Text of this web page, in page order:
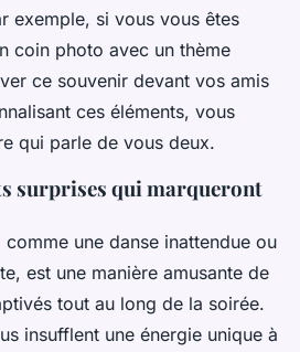
exemple, si vous vous êtes
coin photo avec un thème
ce souvenir devant vos amis
ces éléments, vous
qui parle de vous deux.
surprises qui marqueront
une danse inattendue ou
est une manière amusante de
tout au long de la soirée.
insufflent une énergie unique à